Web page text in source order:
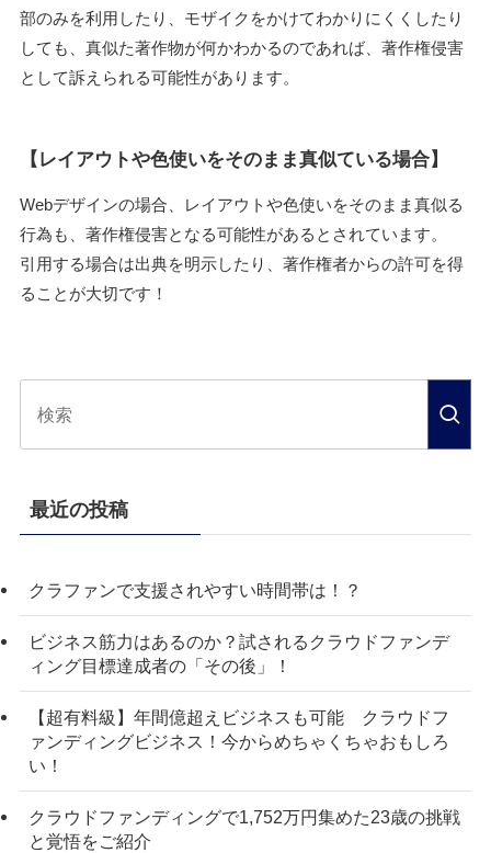
部のみを利用したり、モザイクをかけてわかりにくくしたり
しても、真似た著作物が何かわかるのであれば、著作権侵害
として訴えられる可能性があります。
【レイアウトや色使いをそのまま真似ている場合】
Webデザインの場合、レイアウトや色使いをそのまま真似る
行為も、著作権侵害となる可能性があるとされています。
引用する場合は出典を明示したり、著作権者からの許可を得
ることが大切です！
最近の投稿
クラファンで支援されやすい時間帯は！？
ビジネス筋力はあるのか？試されるクラウドファンデ
ィング目標達成者の「その後」！
【超有料級】年間億超えビジネスも可能 クラウドフ
ァンディングビジネス！今からめちゃくちゃおもしろ
い！
クラウドファンディングで1,752万円集めた23歳の挑戦
と覚悟をご紹介